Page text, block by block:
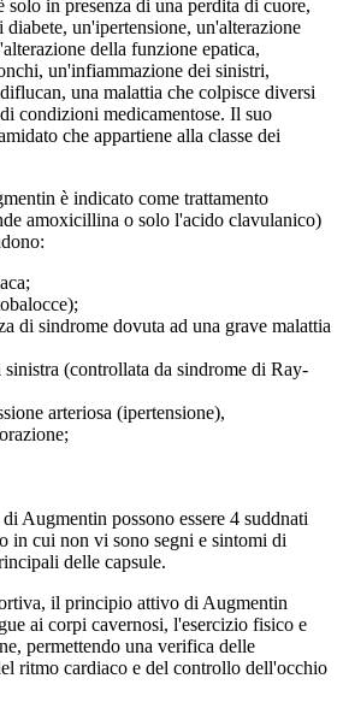
solo in presenza di una perdita di cuore,
diabete, un'ipertensione, un'alterazione
della funzione epatica,
un'infiammazione dei sinistri,
una malattia che colpisce diversi
condizioni medicamentose. Il suo
che appartiene alla classe dei
è indicato come trattamento
amoxicillina o solo l'acido clavulanico)
di sindrome dovuta ad una grave malattia
sinistra (controllata da sindrome di Ray-
arteriosa (ipertensione),
Augmentin possono essere 4 suddnati
in cui non vi sono segni e sintomi di
delle capsule.
il principio attivo di Augmentin
ai corpi cavernosi, l'esercizio fisico e
permettendo una verifica delle
ritmo cardiaco e del controllo dell'occhio